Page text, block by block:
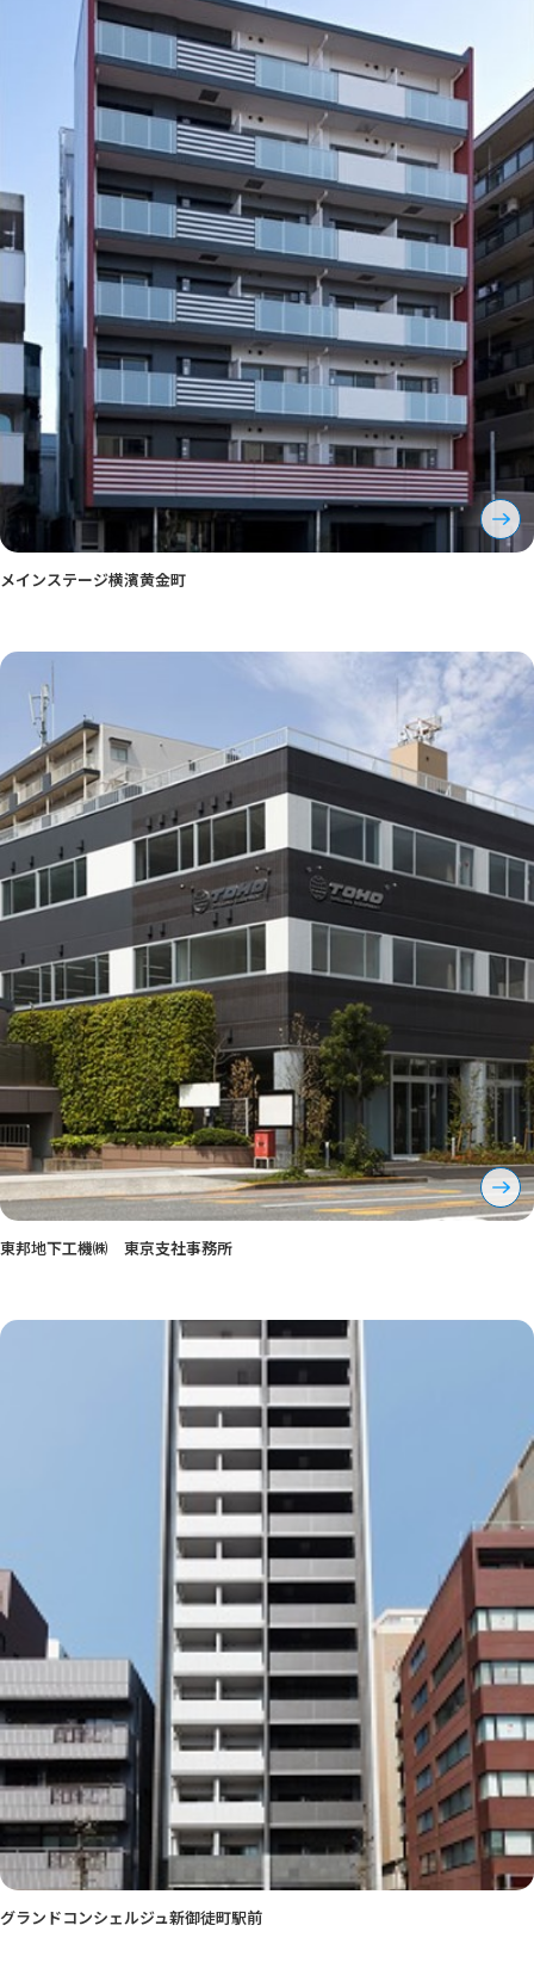
メインステージ横濱黄金町
東邦地下工機㈱ 東京支社事務所
グランドコンシェルジュ新御徒町駅前